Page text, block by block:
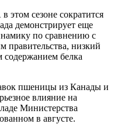
сезоне сократится
демонстрирует еще
по сравнению с
правительства, низкий
белка
пшеницы из Канады и
влияние на
Министерства
в августе.